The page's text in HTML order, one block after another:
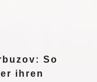
So
ihren